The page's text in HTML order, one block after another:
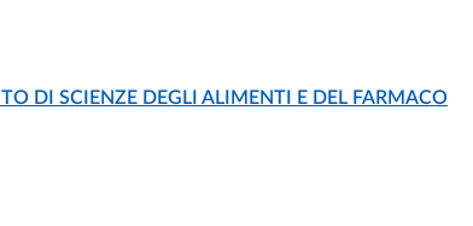
DI SCIENZE DEGLI ALIMENTI E DEL FARMACO